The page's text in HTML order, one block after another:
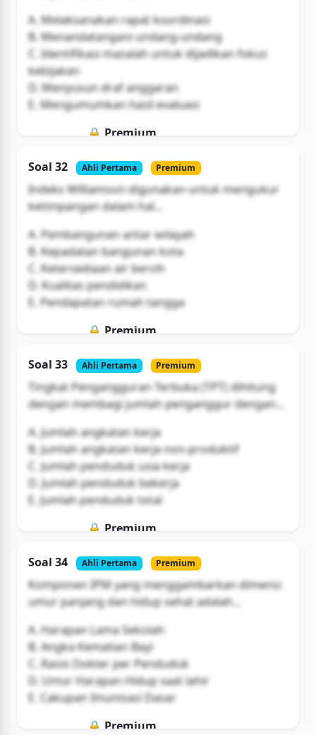
A. Melaksanakan rapat koordinasi
B. Menandatangani undang-undang
C. Identifikasi masalah untuk dijadikan fokus
kebijakan
D. Menyusun draf anggaran
E. Mengumumkan hasil evaluasi
🔒 Premium
Buka Akses
Soal 32 Ahli Pertama Premium
Indeks Williamson digunakan untuk mengukur
ketimpangan dalam hal...
A. Pembangunan antar wilayah
B. Kepadatan bangunan kota
C. Ketersediaan air bersih
D. Kualitas pendidikan
E. Pendapatan rumah tangga
🔒 Premium
Buka Akses
Soal 33 Ahli Pertama Premium
Tingkat Pengangguran Terbuka (TPT) dihitung
dengan membagi jumlah penganggur dengan...
A. Jumlah angkatan kerja
B. Jumlah angkatan kerja non-produktif
C. Jumlah penduduk usia kerja
D. Jumlah penduduk bekerja
E. Jumlah penduduk total
🔒 Premium
Buka Akses
Soal 34 Ahli Pertama Premium
Komponen IPM yang menggambarkan dimensi
umur panjang dan hidup sehat adalah...
A. Harapan Lama Sekolah
B. Angka Kematian Bayi
C. Rasio Dokter per Penduduk
D. Umur Harapan Hidup saat lahir
E. Cakupan Imunisasi Dasar
🔒 Premium